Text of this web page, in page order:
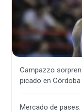
Campazzo
picado en Córdoba
Mercado de